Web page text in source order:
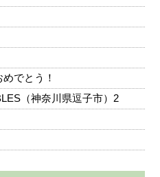
でとう！
（神奈川県逗子市）2